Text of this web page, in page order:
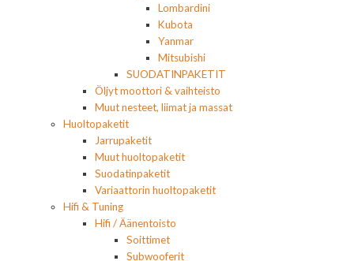
Lombardini
Kubota
Yanmar
Mitsubishi
SUODATINPAKETIT
Öljyt moottori & vaihteisto
Muut nesteet, liimat ja massat
Huoltopaketit
Jarrupaketit
Muut huoltopaketit
Suodatinpaketit
Variaattorin huoltopaketit
Hifi & Tuning
Hifi / Äänentoisto
Soittimet
Subwooferit